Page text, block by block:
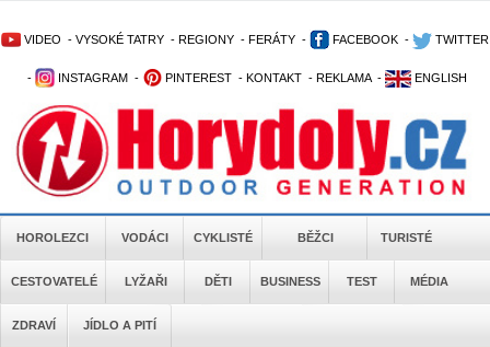
VIDEO - VYSOKÉ TATRY - REGIONY - FERÁTY - FACEBOOK - TWITTER
- INSTAGRAM - PINTEREST - KONTAKT - REKLAMA - ENGLISH
HOROLEZCI VODÁCI CYKLISTÉ BĚŽCI TURISTÉ
CESTOVATELÉ LYŽAŘI DĚTI BUSINESS TEST MÉDIA
ZDRAVÍ JÍDLO A PITÍ